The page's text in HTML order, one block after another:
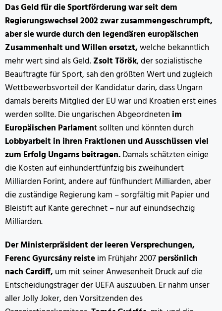
Das Geld für die Sportförderung war seit dem
Regierungswechsel 2002 zwar zusammengeschrumpft,
aber sie wurde durch den legendären europäischen
Zusammenhalt und Willen ersetzt,welche bekanntlich
mehr wert sind als Geld.Zsolt Török, der sozialistische
Beauftragte für Sport, sah den größten Wert und zugleich
Wettbewerbsvorteil der Kandidatur darin, dass Ungarn
damals bereits Mitglied der EU war und Kroatien erst eines
werden sollte. Die ungarischen Abgeordneten im
Europäischen Parlament sollten und könnten durch
Lobbyarbeit in ihren Fraktionen und Ausschüssen viel
zum Erfolg Ungarns beitragen.Damals schätzten einige
die Kosten auf einhundertfünfzig bis zweihundert
Milliarden Forint, andere auf fünfhundert Milliarden, aber
die zuständige Regierung kam – sorgfältig mit Papier und
Bleistift auf Kante gerechnet – nur auf einundsechzig
Milliarden.
Der Ministerpräsident der leeren Versprechungen,
Ferenc Gyurcsányreisteim Frühjahr 2007persönlich
nach Cardiff,um mit seiner Anwesenheit Druck auf die
Entscheidungsträger der UEFA auszuüben. Er nahm unser
aller Jolly Joker, den Vorsitzenden des